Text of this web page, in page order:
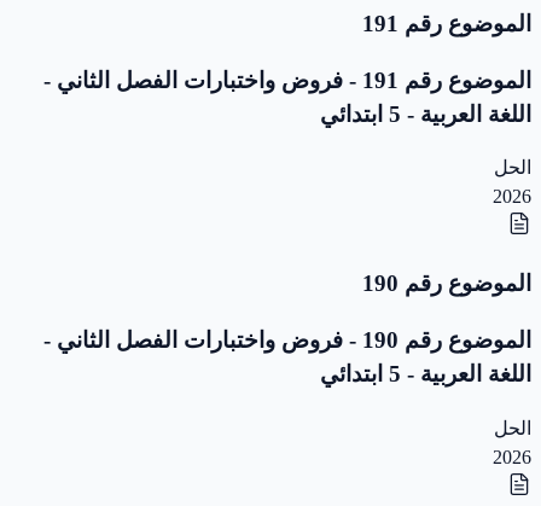
الموضوع رقم 191
الموضوع رقم 191 - فروض واختبارات الفصل الثاني -
اللغة العربية - 5 ابتدائي
الحل
2026
الموضوع رقم 190
الموضوع رقم 190 - فروض واختبارات الفصل الثاني -
اللغة العربية - 5 ابتدائي
الحل
2026